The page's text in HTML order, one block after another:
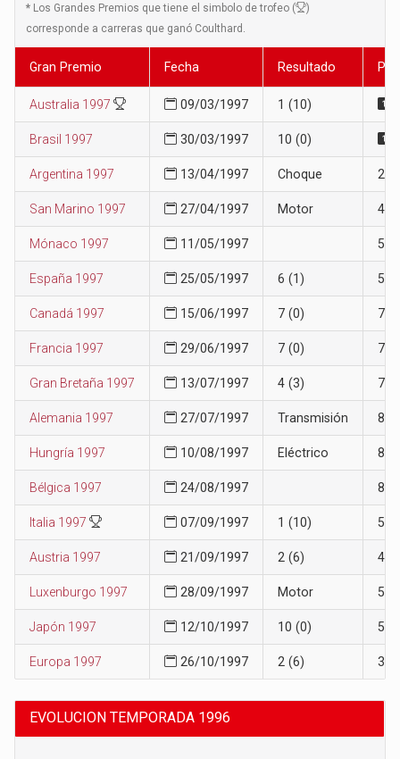
* Los Grandes Premios que tiene el simbolo de trofeo (
)
corresponde a carreras que ganó Coulthard.
Gran Premio Fecha Resultado
Australia 1997 09/03/1997 1 (10)
Brasil 1997 30/03/1997 10 (0)
Argentina 1997 13/04/1997 Choque 2
San Marino 1997 27/04/1997 Motor 4
Mónaco 1997 11/05/1997 5
España 1997 25/05/1997 6 (1) 5
Canadá 1997 15/06/1997 7 (0) 7
Francia 1997 29/06/1997 7 (0) 7
Gran Bretaña 1997 13/07/1997 4 (3) 7
Alemania 1997 27/07/1997 Transmisión 8
Hungría 1997 10/08/1997 Eléctrico 8
Bélgica 1997 24/08/1997 8
Italia 1997 07/09/1997 1 (10) 5
Austria 1997 21/09/1997 2 (6) 4
Luxenburgo 1997 28/09/1997 Motor 5
Japón 1997 12/10/1997 10 (0) 5
Europa 1997 26/10/1997 2 (6) 3
EVOLUCION TEMPORADA 1996